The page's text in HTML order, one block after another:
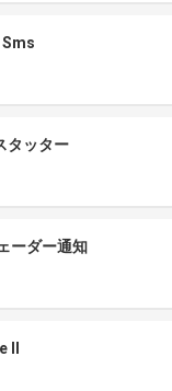
タッター
ーダー通知
II